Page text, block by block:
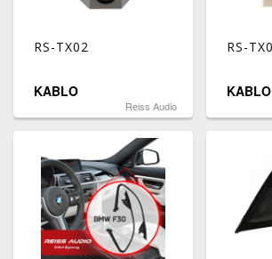
RS-TX02
KABLO
Reiss Audio
RS-
KABLO